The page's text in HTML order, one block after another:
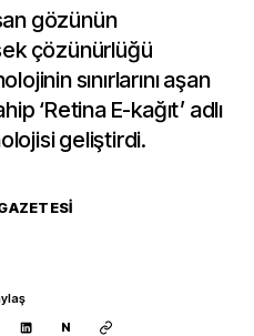
gözünün
çözünürlüğü
sınırlarını aşan
‘Retina E-kağıt’ adlı
geliştirdi.
N